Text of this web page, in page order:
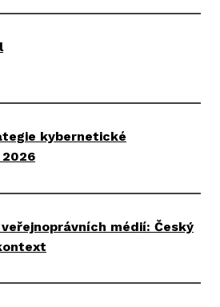
kybernetické
médií: Český